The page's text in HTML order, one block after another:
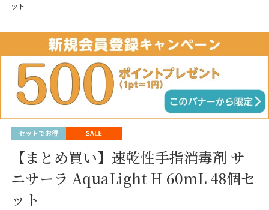
ット
【まとめ買い】速乾性手指消毒剤 サ
ニサーラ AquaLight H 60mL 48個セ
ット